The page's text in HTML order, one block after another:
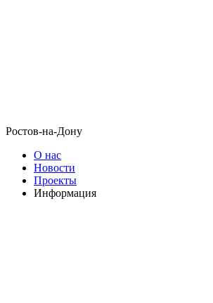
Ростов-на-Дону
О нас
Новости
Проекты
Информация